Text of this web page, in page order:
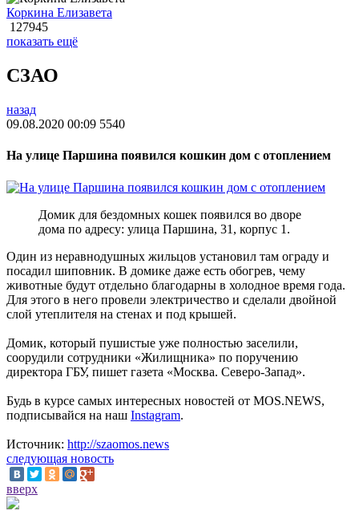
Коркина Елизавета
127945
показать ещё
СЗАО
назад
09.08.2020 00:09 5540
На улице Паршина появился кошкин дом с отоплением
Домик для бездомных кошек появился во дворе
дома по адресу: улица Паршина, 31, корпус 1.
Один из неравнодушных жильцов установил там ограду и
посадил шиповник. В домике даже есть обогрев, чему
животные будут отдельно благодарны в холодное время года.
Для этого в него провели электричество и сделали двойной
слой утеплителя на стенах и под крышей.
Домик, который пушистые уже полностью заселили,
соорудили сотрудники «Жилищника» по поручению
директора ГБУ, пишет газета «Москва. Северо-Запад».
Будь в курсе самых интересных новостей от MOS.NEWS,
подписывайся на наш Instagram.
Источник: http://szaomos.news
следующая новость
вверх